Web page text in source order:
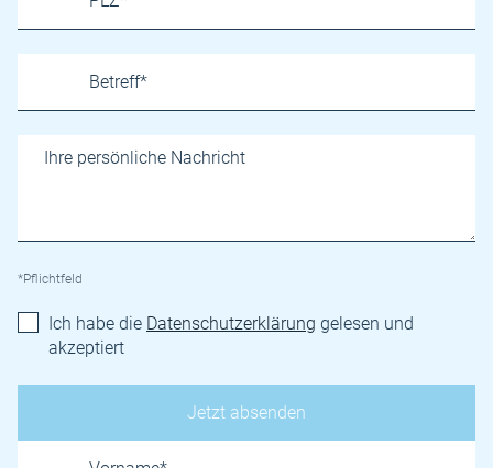
*Pflichtfeld
Ich habe die Datenschutzerklärung gelesen und
akzeptiert